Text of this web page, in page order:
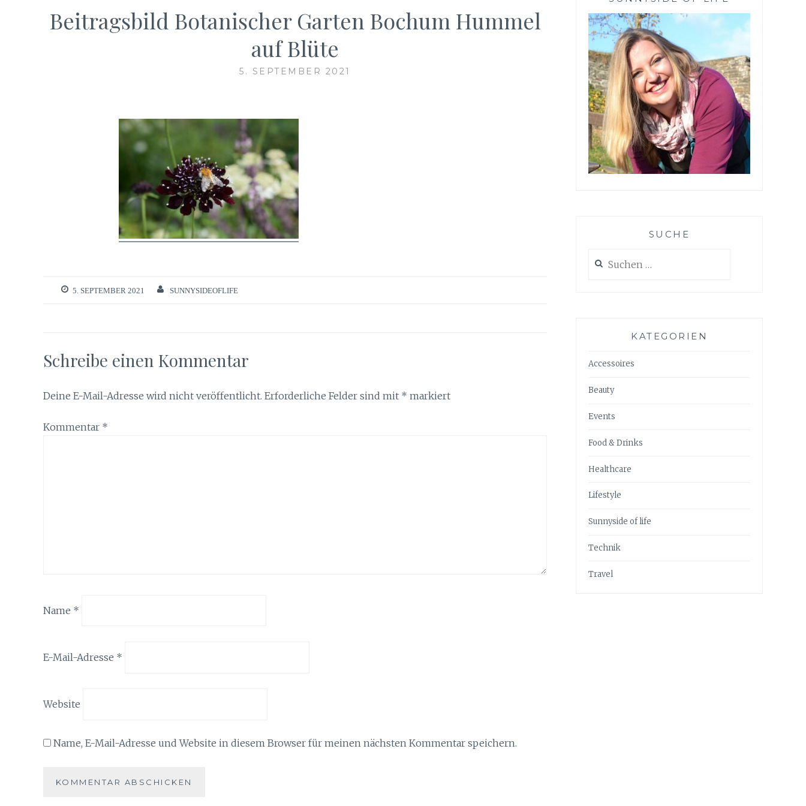
Beitragsbild Botanischer Garten Bochum Hummel
auf Blüte
5. SEPTEMBER 2021
5. SEPTEMBER 2021 SUNNYSIDEOFLIFE
Schreibe einen Kommentar
Deine E-Mail-Adresse wird nicht veröffentlicht. Erforderliche Felder sind mit * markiert
Kommentar *
Name *
E-Mail-Adresse *
Website
Name, E-Mail-Adresse und Website in diesem Browser für meinen nächsten Kommentar speichern.
SUCHE
nach:
KATEGORIEN
Accessoires
Beauty
Events
Food & Drinks
Healthcare
Lifestyle
Sunnyside of life
Technik
Travel